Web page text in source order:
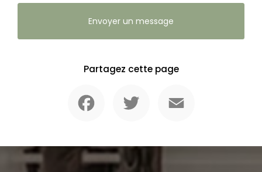
Envoyer un message
Partagez cette page